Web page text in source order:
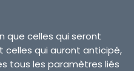
que celles qui seront
qui auront anticipé,
tous les paramètres liés